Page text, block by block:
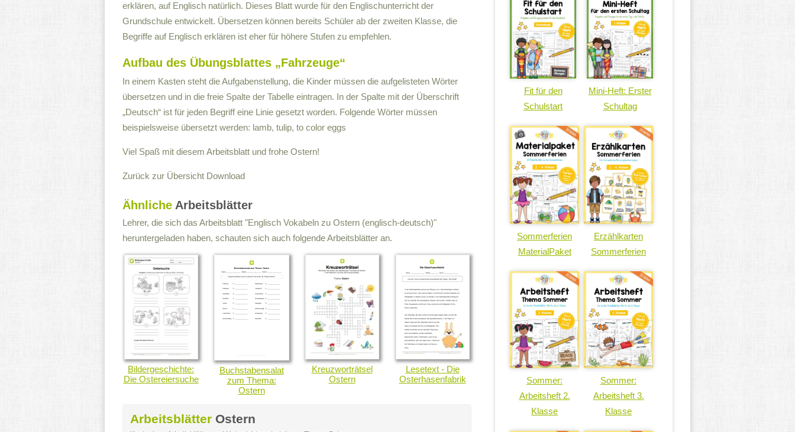
erklären, auf Englisch natürlich. Dieses Blatt wurde für den Englischunterricht der
Grundschule entwickelt. Übersetzen können bereits Schüler ab der zweiten Klasse, die
Begriffe auf Englisch erklären ist eher für höhere Stufen zu empfehlen.
Aufbau des Übungsblattes „Fahrzeuge“
In einem Kasten steht die Aufgabenstellung, die Kinder müssen die aufgelisteten Wörter
übersetzen und in die freie Spalte der Tabelle eintragen. In der Spalte mit der Überschrift
„Deutsch“ ist für jeden Begriff eine Linie gesetzt worden. Folgende Wörter müssen
beispielsweise übersetzt werden: lamb, tulip, to color eggs
Viel Spaß mit diesem Arbeitsblatt und frohe Ostern!
Zurück zur Übersicht Download
Ähnliche Arbeitsblätter
Lehrer, die sich das Arbeitsblatt "Englisch Vokabeln zu Ostern (englisch-deutsch)"
heruntergeladen haben, schauten sich auch folgende Arbeitsblätter an.
Bildergeschichte:
Die Ostereiersuche
Buchstabensalat
zum Thema:
Ostern
Kreuzworträtsel
Ostern
Lesetext - Die
Osterhasenfabrik
Arbeitsblätter Ostern
Fit für den
Schulstart
Mini-Heft: Erster
Schultag
Sommerferien
MaterialPaket
Erzählkarten
Sommerferien
Sommer:
Arbeitsheft 2.
Klasse
Sommer:
Arbeitsheft 3.
Klasse